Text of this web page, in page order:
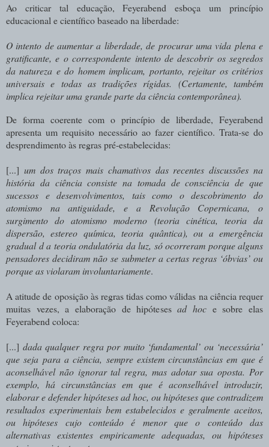
Ao criticar tal educação, Feyerabend esboça um princípio
educacional e científico baseado na liberdade:
O intento de aumentar a liberdade, de procurar uma vida plena e
gratificante, e o correspondente intento de descobrir os segredos
da natureza e do homem implicam, portanto, rejeitar os critérios
universais e todas as tradições rígidas.
(Certamente, também
implica rejeitar uma grande parte da ciência contemporânea).
De forma coerente com o princípio de liberdade, Feyerabend
apresenta um requisito necessário ao fazer científico. Trata-se do
desprendimento às regras pré-estabelecidas:
[...] um dos traços mais chamativos das recentes discussões na
história da ciência consiste na tomada de consciência de que
sucessos e desenvolvimentos, tais como o descobrimento do
atomismo na antiguidade, e a Revolução Copernicana, o
surgimento do atomismo moderno (teoria cinética, teoria da
dispersão, estereo química, teoria quântica), ou a emergência
gradual d a teoria ondulatória da luz, só ocorreram porque alguns
pensadores decidiram não se submeter a certas regras ‘óbvias’ ou
porque as violaram involuntariamente.
A atitude de oposição às regras tidas como válidas na ciência requer
muitas vezes, a elaboração de hipótesesad hoce sobre elas
Feyerabend coloca:
[...] dada qualquer regra por muito ‘fundamental’ ou ‘necessária’
que seja para a ciência, sempre existem circunstâncias em que é
aconselhável não ignorar tal regra, mas adotar sua oposta. Por
exemplo, há circunstâncias em que é aconselhável introduzir,
elaborar e defender hipóteses ad hoc, ou hipóteses que contradizem
resultados experimentais bem estabelecidos e geralmente aceitos,
ou hipóteses cujo conteúdo é menor que o conteúdo das
alternativas existentes empiricamente adequadas, ou hipóteses